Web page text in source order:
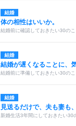
結婚
体の相性はいいか。
結婚前に確認しておきたい30のこ
結婚
結婚が遅くなることに、
結婚前に準備しておきたい30のこ
結婚
見送るだけで、夫も妻も
新婚生活3年間にしておきたい30